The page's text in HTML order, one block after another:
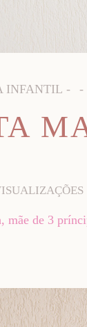
INFANTIL
de 3